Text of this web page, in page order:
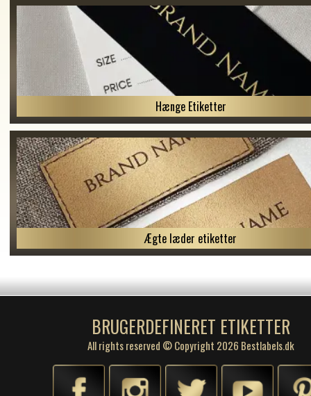
Hænge Etiketter
Ægte læder etiketter
BRUGERDEFINERET ETIKETTER
All rights reserved © Copyright 2026 Bestlabels.dk